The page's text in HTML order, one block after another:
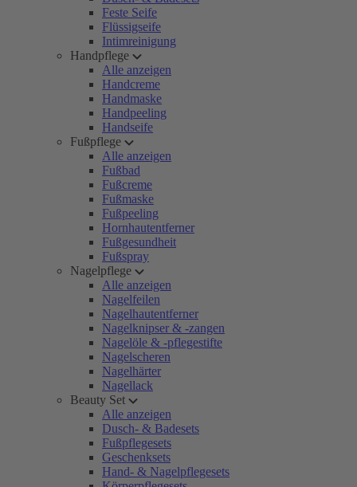
Feste Seife
Flüssigseife
Intimreinigung
Handpflege
Alle anzeigen
Handcreme
Handmaske
Handpeeling
Handseife
Fußpflege
Alle anzeigen
Fußbad
Fußcreme
Fußmaske
Fußpeeling
Hornhautentferner
Fußgesundheit
Fußspray
Nagelpflege
Alle anzeigen
Nagelfeilen
Nagelhautentferner
Nagelknipser & -zangen
Nagelöle & -pflegestifte
Nagelscheren
Nagelhärter
Nagellack
Beauty Set
Alle anzeigen
Dusch- & Badesets
Fußpflegesets
Geschenksets
Hand- & Nagelpflegesets